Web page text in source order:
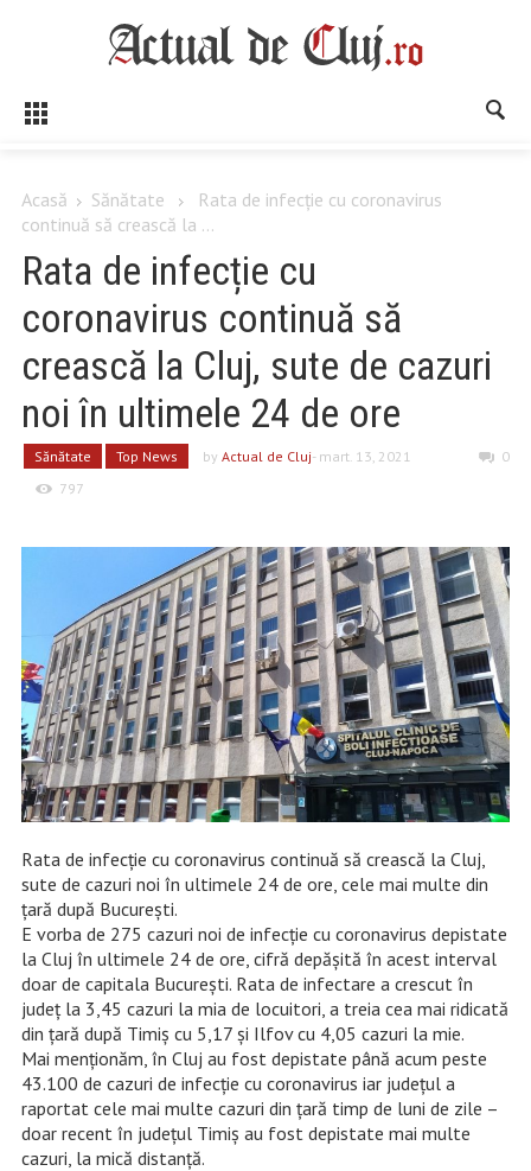
Acasă Sănătate
Rata de infecție cu coronavirus
continuă să crească la ...
Rata de infecție cu
coronavirus continuă să
crească la Cluj, sute de cazuri
noi în ultimele 24 de ore
Sănătate Top News byActual de Cluj- mart. 13, 2021
0
797
Rata de infecție cu coronavirus continuă să crească la Cluj,
sute de cazuri noi în ultimele 24 de ore, cele mai multe din
țară după București.
E vorba de 275 cazuri noi de infecție cu coronavirus depistate
la Cluj în ultimele 24 de ore, cifră depășită în acest interval
doar de capitala București. Rata de infectare a crescut în
județ la 3,45 cazuri la mia de locuitori, a treia cea mai ridicată
din țară după Timiș cu 5,17 și Ilfov cu 4,05 cazuri la mie.
Mai menționăm, în Cluj au fost depistate până acum peste
43.100 de cazuri de infecție cu coronavirus iar județul a
raportat cele mai multe cazuri din țară timp de luni de zile –
doar recent în județul Timiș au fost depistate mai multe
cazuri, la mică distanță.